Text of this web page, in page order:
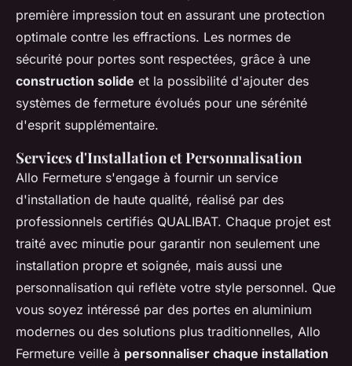
première impression tout en assurant une protection
optimale contre les effractions. Les normes de
sécurité pour portes sont respectées, grâce à une
construction solide et la possibilité d'ajouter des
systèmes de fermeture évolués pour une sérénité
d'esprit supplémentaire.
Services d'Installation et Personnalisation
Allo Fermeture s'engage à fournir un service
d'installation de haute qualité, réalisé par des
professionnels certifiés QUALIBAT. Chaque projet est
traité avec minutie pour garantir non seulement une
installation propre et soignée, mais aussi une
personnalisation qui reflète votre style personnel. Que
vous soyez intéressé par des portes en aluminium
modernes ou des solutions plus traditionnelles, Allo
Fermeture veille à personnaliser chaque installation